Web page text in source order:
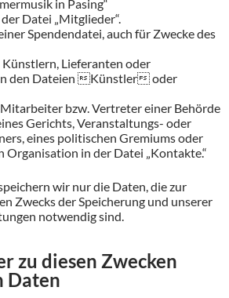
in Pasing“
Datei „Mitglieder“.
Spendendatei, auch für Zwecke des
Lieferanten oder
den Dateien Künstler oder
bzw. Vertreter einer Behörde
Gerichts, Veranstaltungs- oder
eines politischen Gremiums oder
Organisation in der Datei „Kontakte.“
wir nur die Daten, die zur
Zwecks der Speicherung und unserer
notwendig sind.
zu diesen Zwecken
Daten